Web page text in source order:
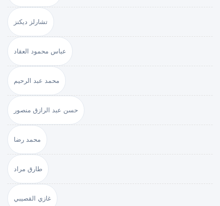
تشارلز ديكنز
عباس محمود العقاد
محمد عبد الرحيم
حسن عبد الرازق منصور
محمد رضا
طارق مراد
غازي القصيبي